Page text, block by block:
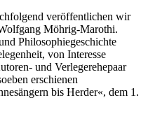
veröffentlichen wir
Möhrig-Marothi.
Philosophiegeschichte
von Interesse
und Verlegerehepaar
erschienen
bis Herder«, dem 1.